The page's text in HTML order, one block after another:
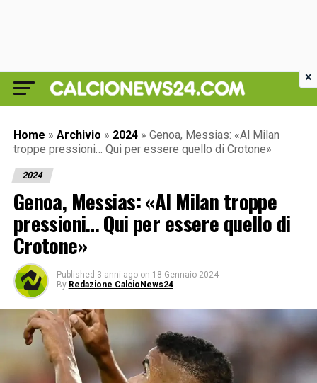
Home » Archivio » 2024 » Genoa, Messias: «Al Milan
troppe pressioni… Qui per essere quello di Crotone»
2024
Genoa, Messias: «Al Milan troppe
pressioni… Qui per essere quello di
Crotone»
Published 3 anni ago on 18 Gennaio 2024
By Redazione CalcioNews24
×